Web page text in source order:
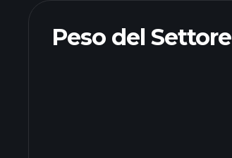
Peso del Settore